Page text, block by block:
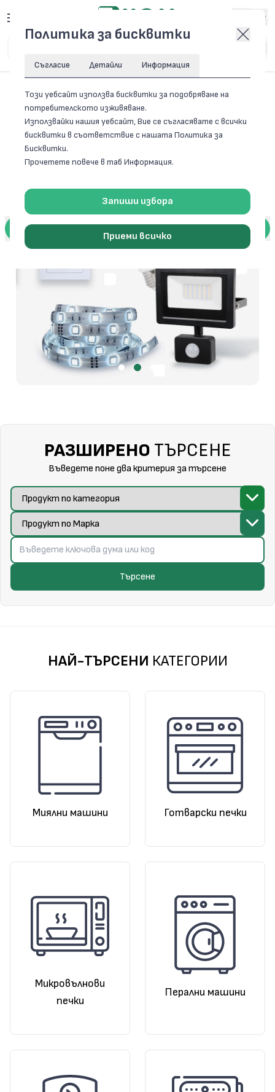
РАЗШИРЕНО ТЪРСЕНЕ
Въведете поне два критерия за търсене
Търсене
НАЙ-ТЪРСЕНИ КАТЕГОРИИ
Миялни машини Готварски печки
Микровълнови
печки
Перални машини
Политика за бисквитки
Съгласие Детайли Информация
Този уебсайт използва бисквитки за подобряване на
потребителското изживяване.
Използвайки нашия уебсайт, Вие се съгласявате с всички
бисквитки в съответствие с нашата Политика за
Бисквитки.
Прочетете повече в таб Информация.
Запиши избора
Приеми всичко